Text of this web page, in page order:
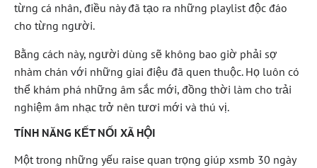
từng cá nhân, điều này đã tạo ra những playlist độc đáo
cho từng người.
Bằng cách này, người dùng sẽ không bao giờ phải sợ
nhàm chán với những giai điệu đã quen thuộc. Họ luôn có
thể khám phá những âm sắc mới, đồng thời làm cho trải
nghiệm âm nhạc trở nên tươi mới và thú vị.
TÍNH NĂNG KẾT NỐI XÃ HỘI
Một trong những yếu raise quan trọng giúp xsmb 30 ngày